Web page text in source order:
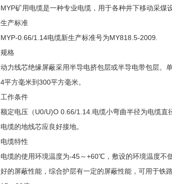
MYP矿用电缆是一种专业电缆，用于各种井下移动采煤
生产标准
MYP-0.66/1.14电缆新生产标准号为MY818.5-2009.
规格
动力线芯绝缘屏蔽采用半导电挤包层或半导电带包层。
4平方毫米到300平方毫米。
工作条件
额定电压（U0/U)O 0.66/1.14.电缆小弯曲半径为电缆直
电缆的地线芯应良好接地。
电缆特性
电缆的使用环境温度为-45～+60℃，敷设的环境温度
好的屏蔽性能，综合护层有一定的屏蔽性能，可用于铁